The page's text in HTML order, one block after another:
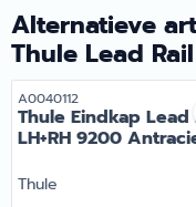
het juiste artikel met
persoonlijk advies.
Alternatieve
Thule Lead
Artikelnummer
A0040112
Thule Eindkap Lead
LH+RH 9200
Merk:
Thule